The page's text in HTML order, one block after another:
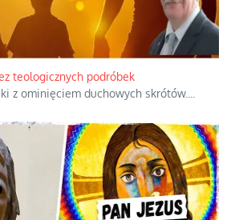
teologicznych podróbek
z ominięciem duchowych skrótów.